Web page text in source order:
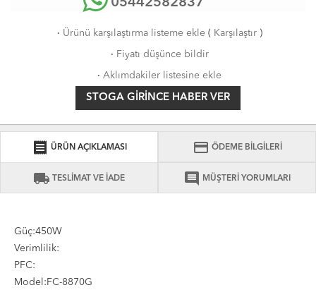
05442582837
· Ürünü karşılaştırma listeme ekle( Karşılaştır)
· Fiyatı düşünce bildir
· Aklımdakiler listesine ekle
STOGA GIRINCE HABER VER
receipt ÜRÜN AÇIKLAMASI credit_card ÖDEME BİLGİLERİ
local_shipping TESLİMAT VE İADE comment MÜŞTERİ YORUMLARI
Güç:450W
Verimlilik:
PFC:
Model:FC-8870G